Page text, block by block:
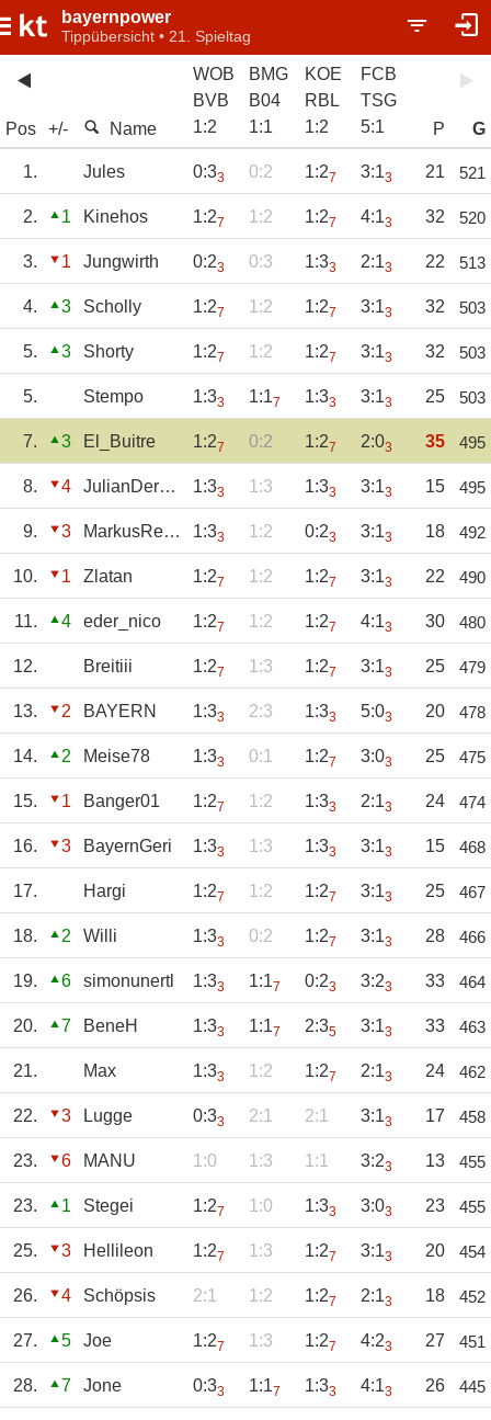
bayernpower
Tippübersicht • 21. Spieltag
Pos +/- Name
WOB
BVB
1:2
BMG
B04
1:1
KOE
RBL
1:2
FCB
TSG
5:1 P G
1. Jules 0:33 0:2 1:27 3:13 21 521
2. 1 Kinehos 1:27 1:2 1:27 4:13 32 520
3. 1 Jungwirth 0:23 0:3 1:33 2:13 22 513
4. 3 Scholly 1:27 1:2 1:27 3:13 32 503
5. 3 Shorty 1:27 1:2 1:27 3:13 32 503
5. Stempo 1:33 1:17 1:33 3:13 25 503
7. 3 El_Buitre 1:27 0:2 1:27 2:03 35 495
8. 4 JulianDersch 1:33 1:3 1:33 3:13 15 495
9. 3 MarkusReischl 1:33 1:2 0:23 3:13 18 492
10. 1 Zlatan 1:27 1:2 1:27 3:13 22 490
11. 4 eder_nico 1:27 1:2 1:27 4:13 30 480
12. Breitiii 1:27 1:3 1:27 3:13 25 479
13. 2 BAYERN 1:33 2:3 1:33 5:03 20 478
14. 2 Meise78 1:33 0:1 1:27 3:03 25 475
15. 1 Banger01 1:27 1:2 1:33 2:13 24 474
16. 3 BayernGeri 1:33 1:3 1:33 3:13 15 468
17. Hargi 1:27 1:2 1:27 3:13 25 467
18. 2 Willi 1:33 0:2 1:27 3:13 28 466
19. 6 simonunertl 1:33 1:17 0:23 3:23 33 464
20. 7 BeneH 1:33 1:17 2:35 3:13 33 463
21. Max 1:33 1:2 1:27 2:13 24 462
22. 3 Lugge 0:33 2:1 2:1 3:13 17 458
23. 6 MANU 1:0 1:3 1:1 3:23 13 455
23. 1 Stegei 1:27 1:0 1:33 3:03 23 455
25. 3 Hellileon 1:27 1:3 1:27 3:13 20 454
26. 4 Schöpsis 2:1 1:2 1:27 2:13 18 452
27. 5 Joe 1:27 1:3 1:27 4:23 27 451
28. 7 Jone 0:33 1:17 1:33 4:13 26 445